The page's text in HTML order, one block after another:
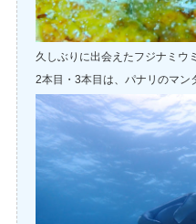
久しぶりに出会えたフジナミウ
2本目・3本目は、パナリのマン